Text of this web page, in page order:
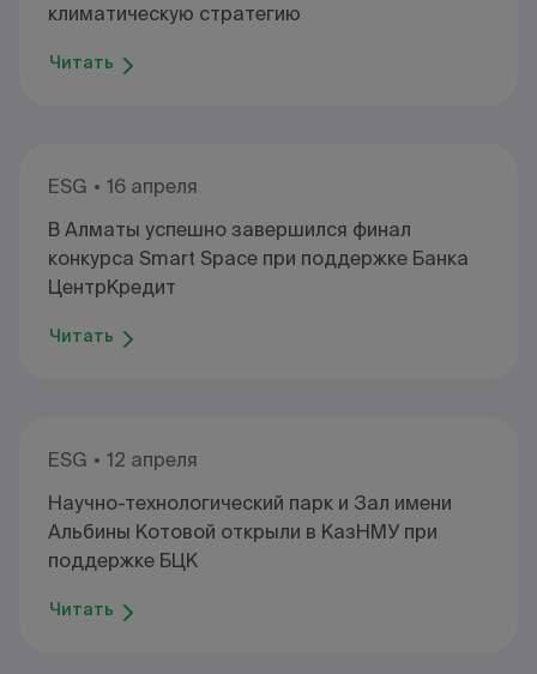
климатическую стратегию
Читать
ESG
16 апреля
В Алматы успешно завершился финал
конкурса Smart Space при поддержке Банка
ЦентрКредит
Читать
ESG
12 апреля
Научно-технологический парк и Зал имени
Альбины Котовой открыли в КазНМУ при
поддержке БЦК
Читать